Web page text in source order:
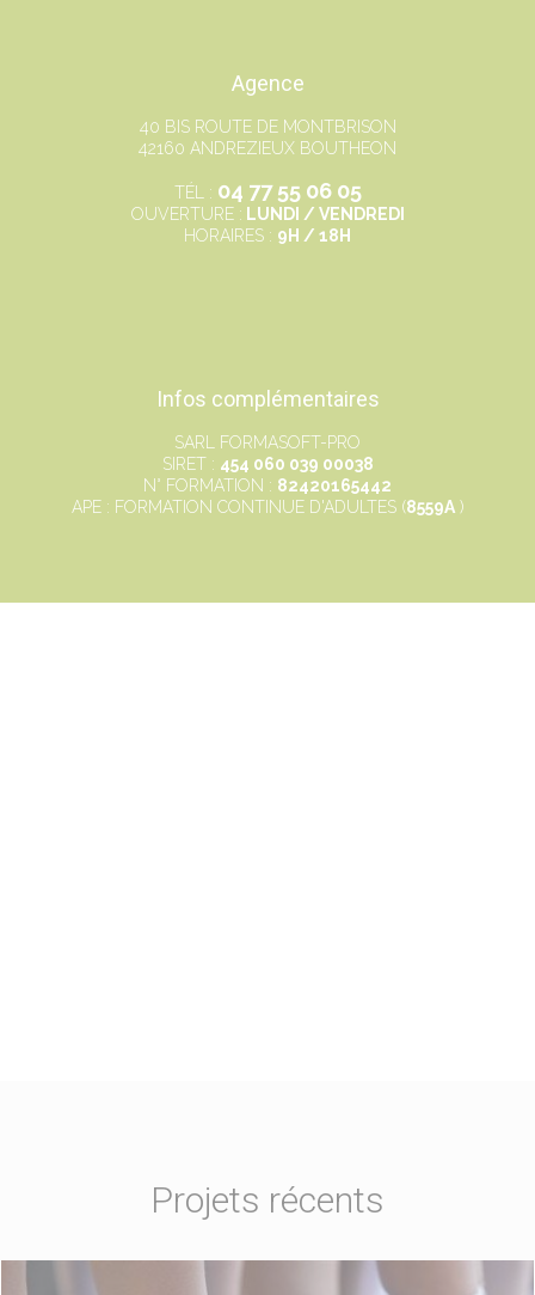
Agence
40 BIS ROUTE DE MONTBRISON
42160 ANDREZIEUX BOUTHEON
TÉL : 04 77 55 06 05
OUVERTURE : LUNDI / VENDREDI
HORAIRES : 9H / 18H
Infos complémentaires
SARL FORMASOFT-PRO
SIRET : 454 060 039 00038
N° FORMATION : 82420165442
APE : FORMATION CONTINUE D'ADULTES (8559A)
Projets récents